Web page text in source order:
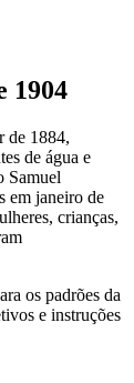
1904
de 1884,
de água e
Samuel
em janeiro de
crianças,
os padrões da
e instruções